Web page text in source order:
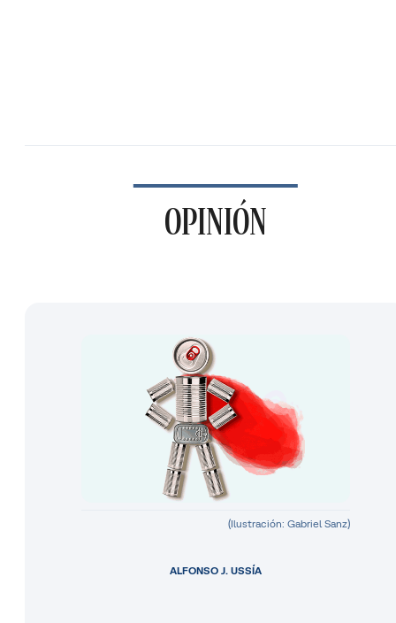
OPINIÓN
(Ilustración: Gabriel Sanz)
ALFONSO J. USSÍA